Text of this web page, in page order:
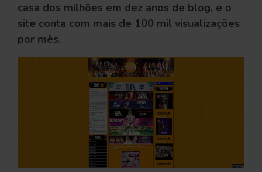
casa dos milhões em dez anos de blog, e o
site conta com mais de 100 mil visualizações
por mês.